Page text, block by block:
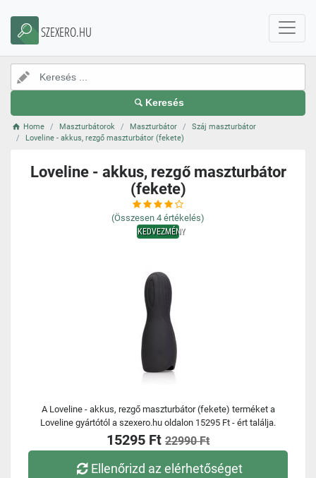
SZEXERO.HU
Keresés
Home Maszturbátorok Maszturbátor
Száj maszturbátor
Loveline - akkus, rezgő maszturbátor (fekete)
Loveline - akkus, rezgő maszturbátor
(fekete)
(Összesen 4 értékelés)
KEDVEZMÉNY
A Loveline - akkus, rezgő maszturbátor (fekete) terméket a
Loveline gyártótól a szexero.hu oldalon 15295 Ft - ért találja.
15295 Ft 22990 Ft
Ellenőrizd az elérhetőséget